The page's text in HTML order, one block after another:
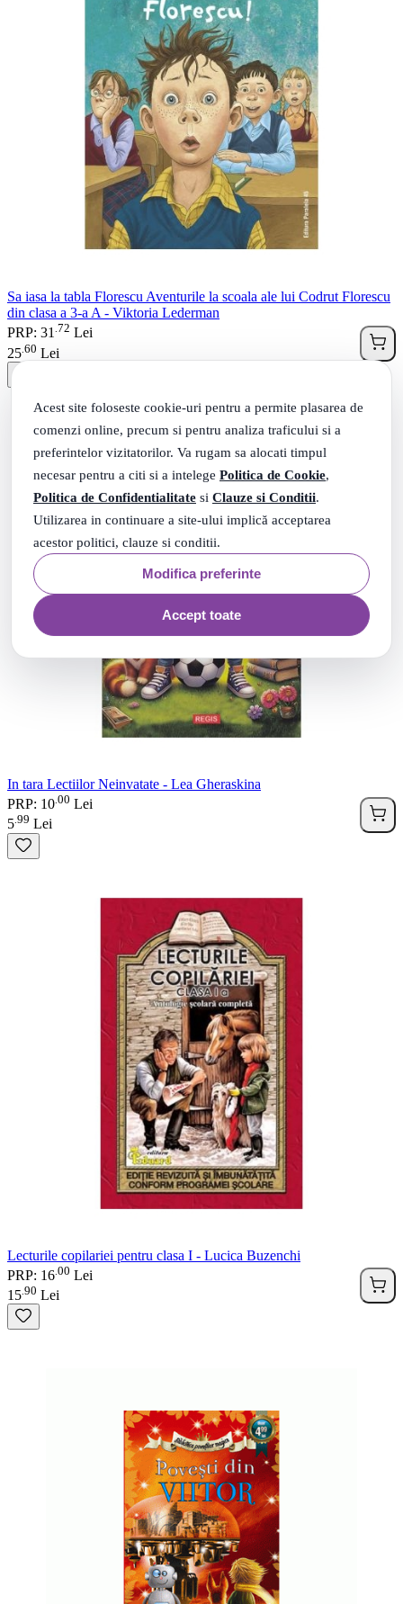
Acest site foloseste cookie-uri pentru a permite plasarea de
comenzi online, precum si pentru analiza traficului si a
preferintelor vizitatorilor. Va rugam sa alocati timpul
necesar pentru a citi si a intelege Politica de Cookie,
Politica de Confidentialitate si Clauze si Conditii.
Utilizarea in continuare a site-ului implică acceptarea
acestor politici, clauze si conditii.
Modifica preferinte
Accept toate
Sa iasa la tabla Florescu Aventurile la scoala ale lui Codrut Florescu
din clasa a 3-a A - Viktoria Lederman
PRP: 31 72 Lei
25 60 Lei
In tara Lectiilor Neinvatate - Lea Gheraskina
PRP: 10 00 Lei
5 99 Lei
Lecturile copilariei pentru clasa I - Lucica Buzenchi
PRP: 16 00 Lei
15 90 Lei